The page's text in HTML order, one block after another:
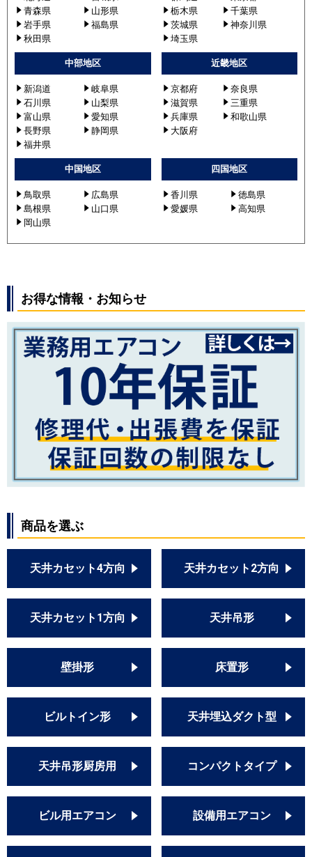
青森県
山形県
岩手県
福島県
秋田県
栃木県
千葉県
茨城県
神奈川県
埼玉県
中部地区
新潟道
岐阜県
石川県
山梨県
富山県
愛知県
長野県
静岡県
福井県
近畿地区
京都府
奈良県
滋賀県
三重県
兵庫県
和歌山県
大阪府
中国地区
鳥取県
広島県
島根県
山口県
岡山県
四国地区
香川県
徳島県
愛媛県
高知県
お得な情報・お知らせ
商品を選ぶ
天井カセット4方向 天井カセット2方向
天井カセット1方向 天井吊形
壁掛形 床置形
ビルトイン形 天井埋込ダクト型
天井吊形厨房用 コンパクトタイプ
ビル用エアコン 設備用エアコン